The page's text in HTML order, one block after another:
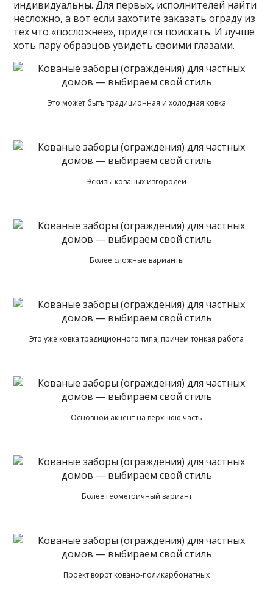
индивидуальны. Для первых, исполнителей найти
несложно, а вот если захотите заказать ограду из
тех что «посложнее», придется поискать. И лучше
хоть пару образцов увидеть своими глазами.
Это может быть традиционная и холодная ковка
Эскизы кованых изгородей
Более сложные варианты
Это уже ковка традиционного типа, причем тонкая работа
Основной акцент на верхнюю часть
Более геометричный вариант
Проект ворот ковано-поликарбонатных